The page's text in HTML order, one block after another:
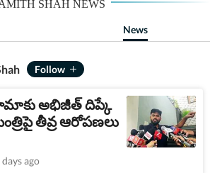
SHAH NEWS
News
అభిజీత్ దిప్కే
తీవ్ర ఆరోపణలు
ago